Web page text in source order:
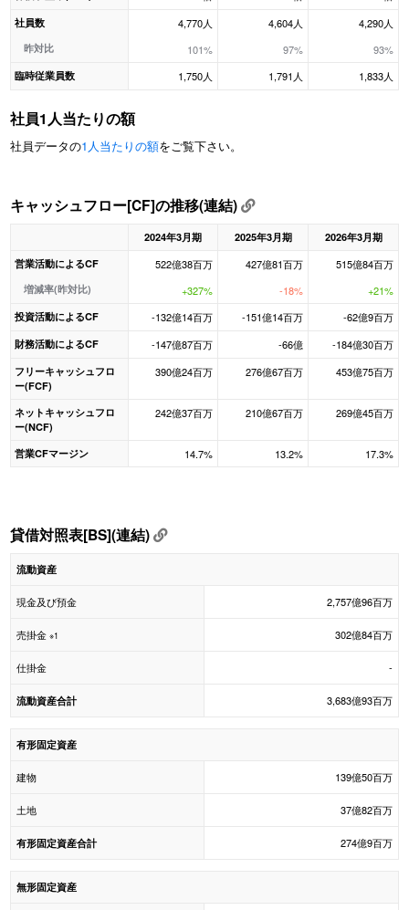
社員数
昨対比
4,770人
101%
4,604人
97%
4,290人
93%
臨時従業員数 1,750人 1,791人 1,833人
社員1人当たりの額
社員データの1人当たりの額をご覧下さい。
キャッシュフロー[CF]の推移(連結)
2024年3月期 2025年3月期
2026年3月期
営業活動によるCF
増減率(昨対比)
522億38百万
+327%
427億81百万
-18%
515億84百万
+21%
投資活動によるCF -132億14百万 -151億14百万 -62億9百万
財務活動によるCF -147億87百万 -66億 -184億30百万
フリーキャッシュフロ
ー(FCF)
390億24百万 276億67百万 453億75百万
ネットキャッシュフロ
ー(NCF)
242億37百万 210億67百万 269億45百万
営業CFマージン 14.7% 13.2% 17.3%
貸借対照表[BS](連結)
流動資産
現金及び預金 2,757億96百万
売掛金 ※1 302億84百万
仕掛金 -
流動資産合計 3,683億93百万
有形固定資産
建物 139億50百万
土地 37億82百万
有形固定資産合計 274億9百万
無形固定資産